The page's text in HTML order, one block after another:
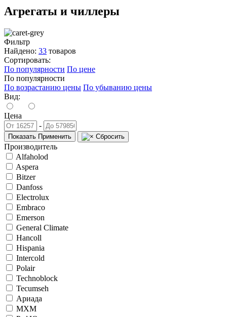
Агрегаты и чиллеры
Фильтр
Найдено: 33 товаров
Сортировать:
По популярности По цене
По популярности
По возрастанию цены По убыванию цены
Вид:
Цена
-
Показать Применить Сбросить
Производитель
Alfaholod
Aspera
Bitzer
Danfoss
Electrolux
Embraco
Emerson
General Climate
Hancoll
Hispania
Intercold
Polair
Technoblock
Tecumseh
Ариада
МХМ